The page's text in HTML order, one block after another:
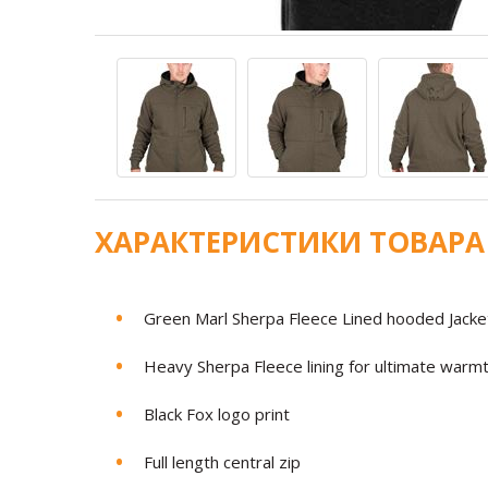
ХАРАКТЕРИСТИКИ ТОВАРА
Green Marl Sherpa Fleece Lined hooded
Heavy Sherpa Fleece lining for ultimate
Black Fox logo print
Full length central zip